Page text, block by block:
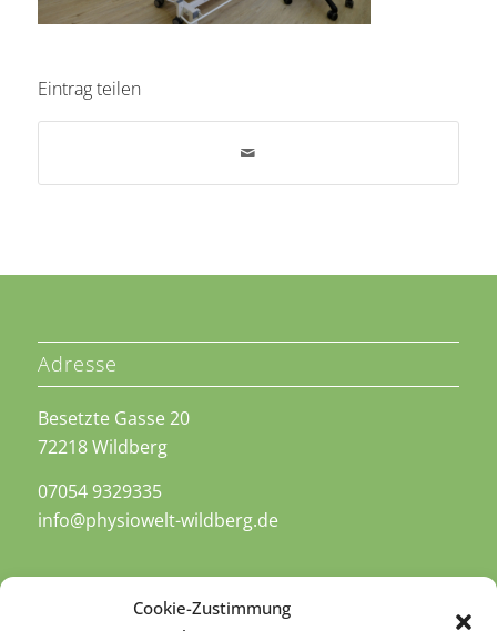
Cookie-Zustimmung
Eintrag teilen
Adresse
Besetzte Gasse 20
72218 Wildberg
07054 9329335
info@physiowelt-wildberg.de